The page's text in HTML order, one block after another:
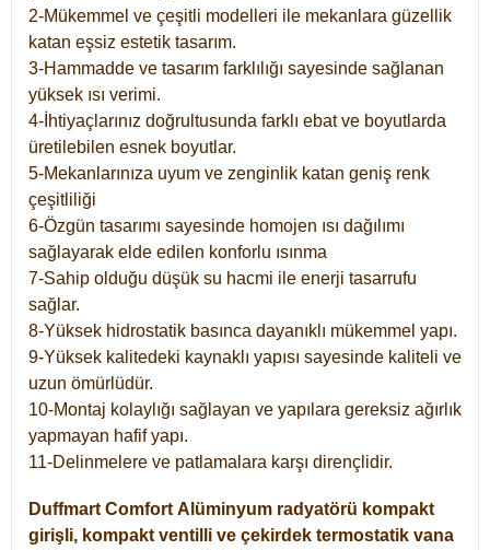
2-Mükemmel ve çeşitli modelleri ile mekanlara güzellik
katan eşsiz estetik tasarım.
3-Hammadde ve tasarım farklılığı sayesinde sağlanan
yüksek ısı verimi.
4-İhtiyaçlarınız doğrultusunda farklı ebat ve boyutlarda
üretilebilen esnek boyutlar.
5-Mekanlarınıza uyum ve zenginlik katan geniş renk
çeşitliliği
6-Özgün tasarımı sayesinde homojen ısı dağılımı
sağlayarak elde edilen konforlu ısınma
7-Sahip olduğu düşük su hacmi ile enerji tasarrufu
sağlar.
8-Yüksek hidrostatik basınca dayanıklı mükemmel yapı.
9-Yüksek kalitedeki kaynaklı yapısı sayesinde kaliteli ve
uzun ömürlüdür.
10-Montaj kolaylığı sağlayan ve yapılara gereksiz ağırlık
yapmayan hafif yapı.
11-Delinmelere ve patlamalara karşı dirençlidir.
Duffmart Comfort Alüminyum radyatörü kompakt
girişli, kompakt ventilli ve çekirdek termostatik vana